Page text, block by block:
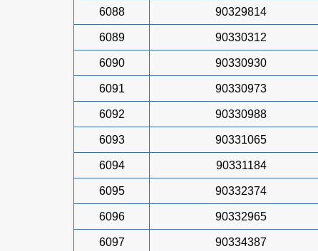
6088 90329814
6089 90330312
6090 90330930
6091 90330973
6092 90330988
6093 90331065
6094 90331184
6095 90332374
6096 90332965
6097 90334387